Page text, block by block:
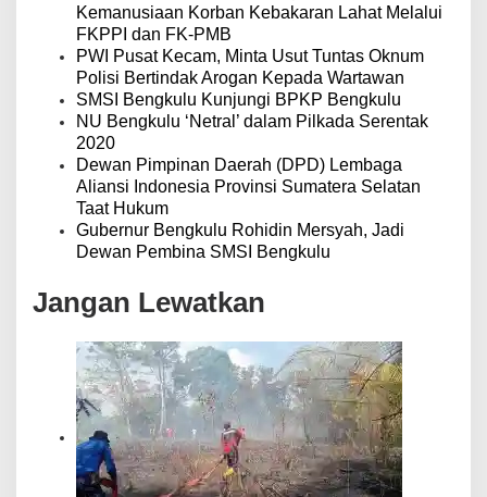
Kemanusiaan Korban Kebakaran Lahat Melalui
FKPPI dan FK-PMB
PWI Pusat Kecam, Minta Usut Tuntas Oknum
Polisi Bertindak Arogan Kepada Wartawan
SMSI Bengkulu Kunjungi BPKP Bengkulu
NU Bengkulu ‘Netral’ dalam Pilkada Serentak
2020
Dewan Pimpinan Daerah (DPD) Lembaga
Aliansi Indonesia Provinsi Sumatera Selatan
Taat Hukum
Gubernur Bengkulu Rohidin Mersyah, Jadi
Dewan Pembina SMSI Bengkulu
Jangan Lewatkan